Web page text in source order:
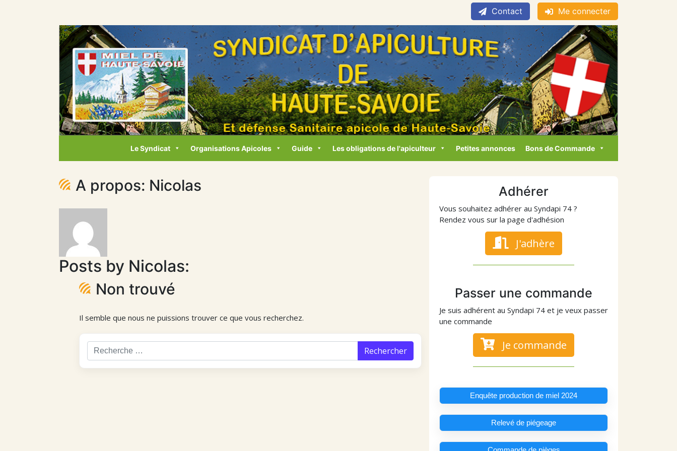
Contact Me connecter
Le Syndicat Organisations Apicoles Guide Les obligations de l'apiculteur Petites annonces Bons de Commande
A propos: Nicolas
Posts by Nicolas:
Non trouvé
Il semble que nous ne puissions trouver ce que vous recherchez.
Rechercher
Adhérer
Vous souhaitez adhérer au Syndapi 74 ?
Rendez vous sur la page d'adhésion
J'adhère
Passer une commande
Je suis adhérent au Syndapi 74 et je veux passer
une commande
Je commande
Enquête production de miel 2024
Relevé de piégeage